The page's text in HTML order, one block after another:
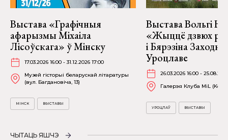
Выстава «Графічныя
афарызмы Міхаіла
Лісоўскага» ў Мінску
17.03.2026 16:00 - 31.12.2026 17:00
Музей гісторыі беларускай літаратуры
(вул. Багдановіча, 13)
МІНСК ВЫСТАВЫ
Выстава Вольгі
«Жыццё дзвюх
і Бярэзіна
Уроцлаве
26.03.2026 16:00 -
Галерэя Клуба MiL
УРОЦЛАЎ ВЫСТАВЫ
ЧЫТАЦЬ ЯШЧЭ